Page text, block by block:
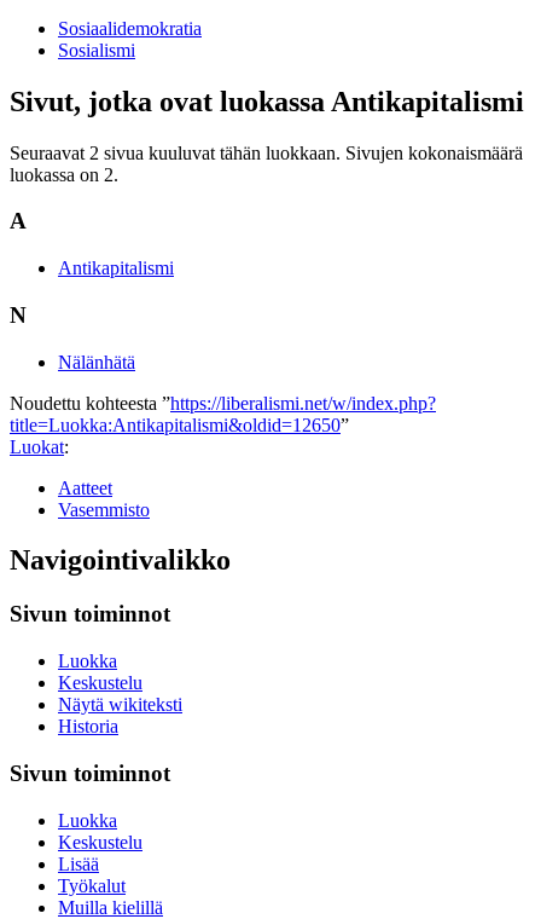
Sosiaalidemokratia
Sosialismi
Sivut, jotka ovat luokassa Antikapitalismi
Seuraavat 2 sivua kuuluvat tähän luokkaan. Sivujen kokonaismäärä
luokassa on 2.
A
Antikapitalismi
N
Nälänhätä
Noudettu kohteesta ”https://liberalismi.net/w/index.php?
title=Luokka:Antikapitalismi&oldid=12650”
Luokat:
Aatteet
Vasemmisto
Navigointivalikko
Sivun toiminnot
Luokka
Keskustelu
Näytä wikiteksti
Historia
Sivun toiminnot
Luokka
Keskustelu
Lisää
Työkalut
Muilla kielillä